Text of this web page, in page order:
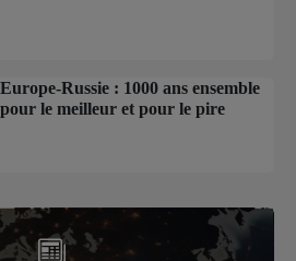
Europe-Russie : 1000 ans ensemble
pour le meilleur et pour le pire